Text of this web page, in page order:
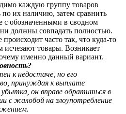
каждую группу товаров
по их наличию, затем сравнить
с обозначенными в сводном
должны совпадать полностью.
часто так, что куда-то
товары. Возникает
именно данный вариант.
к недостаче, но его
принуждая к выплате
убытка, он вправе обратиться в
с жалобой на злоупотребление